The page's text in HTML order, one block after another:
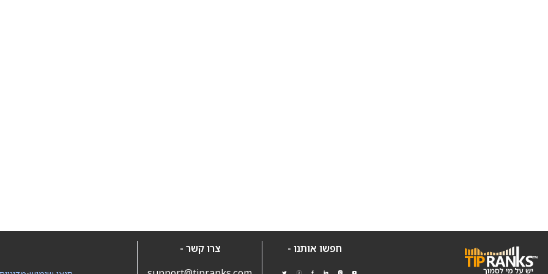
חפשו אותנו -
צרו קשר -